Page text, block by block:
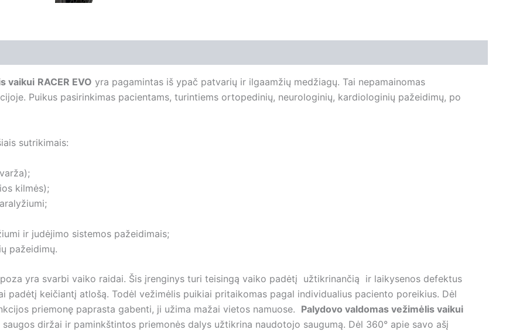
vaikui RACER EVO yra pagamintas iš ypač patvarių ir ilgaamžių medžiagų. Tai nepamainomas
Puikus pasirinkimas pacientams, turintiems ortopedinių, neurologinių, kardiologinių pažeidimų, po
sutrikimais:
kilmės);
ir judėjimo sistemos pažeidimais;
pažeidimų.
yra svarbi vaiko raidai. Šis įrenginys turi teisingą vaiko padėtį užtikrinančią ir laikysenos defektus
padėtį keičiantį atlošą. Todėl vežimėlis puikiai pritaikomas pagal individualius paciento poreikius. Dėl
priemonę paprasta gabenti, ji užima mažai vietos namuose. Palydovo valdomas vežimėlis vaikui
diržai ir paminkštintos priemonės dalys užtikrina naudotojo saugumą. Dėl 360° apie savo ašį